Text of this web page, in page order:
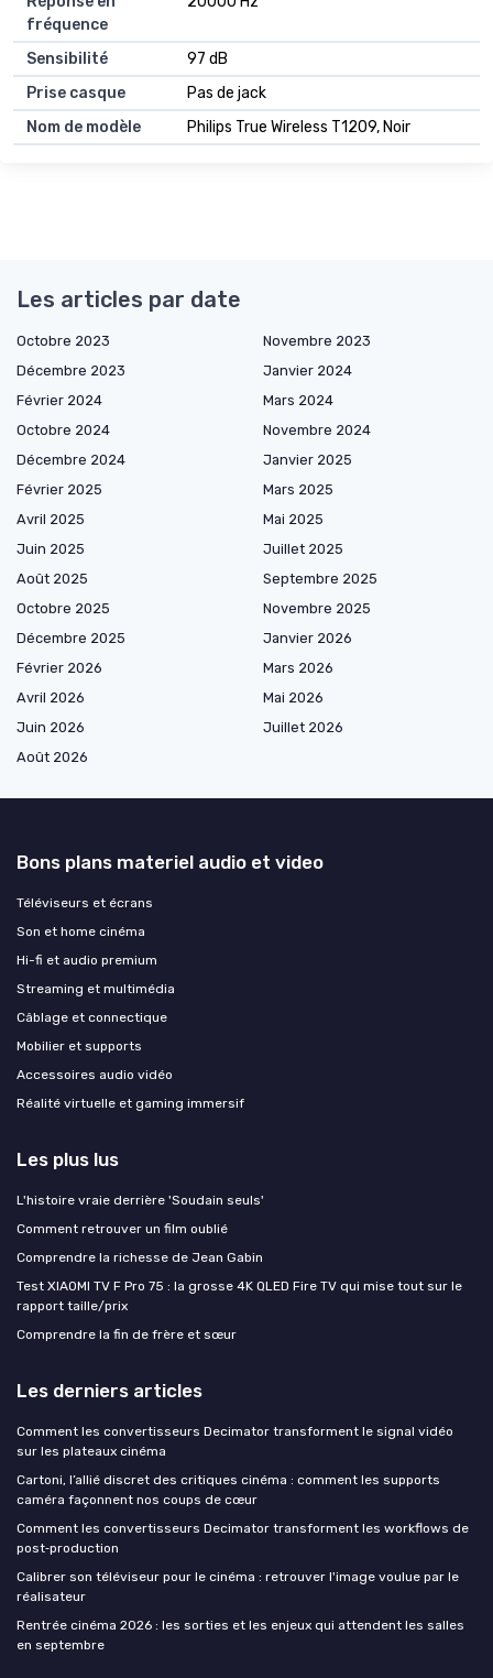
fréquence
Sensibilité
97 dB
Prise casque
Pas de jack
Nom de modèle
Philips True Wireless T1209, Noir
Les articles par date
Octobre 2023
Novembre 2023
Décembre 2023
Janvier 2024
Février 2024
Mars 2024
Octobre 2024
Novembre 2024
Décembre 2024
Janvier 2025
Février 2025
Mars 2025
Avril 2025
Mai 2025
Juin 2025
Juillet 2025
Août 2025
Septembre 2025
Octobre 2025
Novembre 2025
Décembre 2025
Janvier 2026
Février 2026
Mars 2026
Avril 2026
Mai 2026
Juin 2026
Juillet 2026
Août 2026
Bons plans materiel audio et video
Téléviseurs et écrans
Son et home cinéma
Hi-fi et audio premium
Streaming et multimédia
Câblage et connectique
Mobilier et supports
Accessoires audio vidéo
Réalité virtuelle et gaming immersif
Les plus lus
L'histoire vraie derrière 'Soudain seuls'
Comment retrouver un film oublié
Comprendre la richesse de Jean Gabin
Test XIAOMI TV F Pro 75 : la grosse 4K QLED Fire TV qui mise tout sur le
rapport taille/prix
Comprendre la fin de frère et sœur
Les derniers articles
Comment les convertisseurs Decimator transforment le signal vidéo
sur les plateaux cinéma
Cartoni, l’allié discret des critiques cinéma : comment les supports
caméra façonnent nos coups de cœur
Comment les convertisseurs Decimator transforment les workflows de
post‑production
Calibrer son téléviseur pour le cinéma : retrouver l'image voulue par le
réalisateur
Rentrée cinéma 2026 : les sorties et les enjeux qui attendent les salles
en septembre